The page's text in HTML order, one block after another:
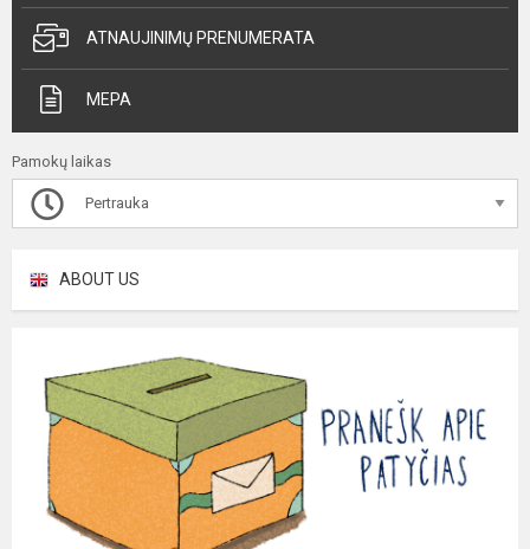
ATNAUJINIMŲ PRENUMERATA
MEPA
Pamokų laikas
Pertrauka
ABOUT US